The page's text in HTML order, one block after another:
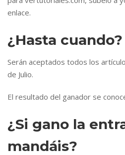
enlace.
¿Hasta cuando?
Serán aceptados todos los
de Julio.
El resultado del ganador se
¿Si gano la
mandáis?